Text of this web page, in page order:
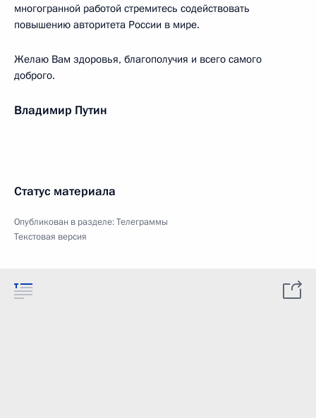
многогранной работой стремитесь содействовать
повышению авторитета России в мире.
Желаю Вам здоровья, благополучия и всего самого
доброго.
Владимир Путин
Статус материала
Опубликован в разделе:Телеграммы
Текстовая версия